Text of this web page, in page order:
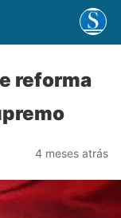
reforma
4 meses atrás